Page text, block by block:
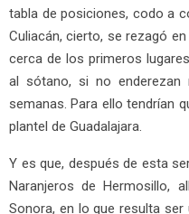
tabla de posiciones, codo a
Culiacán, cierto, se rezagó
cerca de los primeros
al sótano, si no enderezan
semanas. Para ello tendrían
plantel de Guadalajara.
Y es que, después de esta
Naranjeros de Hermosillo,
Sonora, en lo que resulta